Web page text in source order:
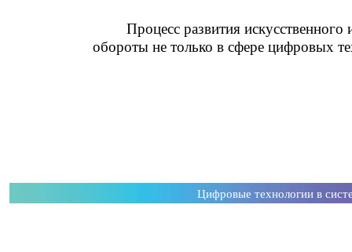
Процесс развития
обороты не только в сфере цифровых
Цифровые технологии в